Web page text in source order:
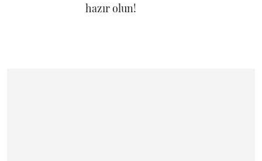
hazır olun!